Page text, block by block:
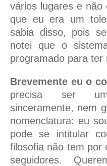
vários lugares e
que eu era um
sabia disso, pois
notei que o
programado para ter
Brevemente eu o
precisa ser
sinceramente, nem
nomenclatura: eu
pode se intitular
filosofia não tem por
seguidores.